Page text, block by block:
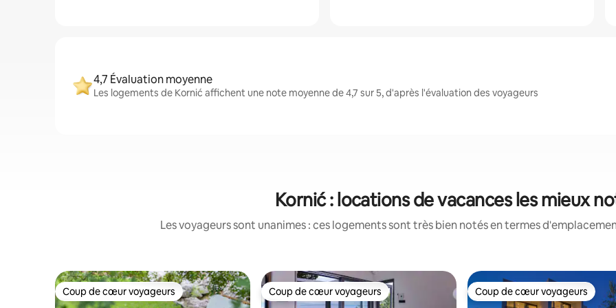
4,7 Évaluation moyenne
Les logements de Kornić affichent une note moyenne de 4,7 sur 5, d'après l'évaluation des voyageurs
Kornić : locations de vacances les mieux
Les voyageurs sont unanimes : ces logements sont très bien notés en termes
Coup de cœur voyageurs
Coup de cœur voyageurs Coup de cœur voyageurs
Coup de cœur voyageurs Coup de cœur voyageurs
Coup de cœur voyageurs